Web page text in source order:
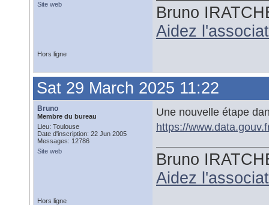
Site web
Bruno
Aidez
Hors ligne
Sat 29 March 2025 11:22
Bruno
Membre du bureau
Lieu: Toulouse
Date d'inscription: 22 Jun 2005
Messages: 12786
Site web
Une nouvelle étape
https://
Bruno
Aidez
Hors ligne